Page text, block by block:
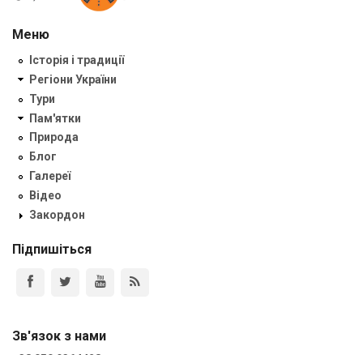
Меню
Історія і традиції
Регіони України
Тури
Пам'ятки
Природа
Блог
Галереї
Відео
Закордон
Підпишіться
Зв'язок з нами